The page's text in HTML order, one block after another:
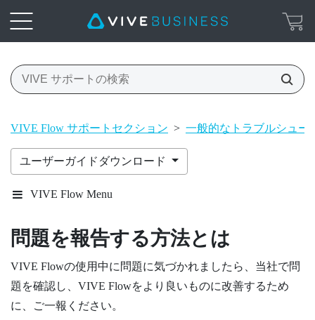
VIVE Flow サポートセクション > 一般的なトラブルシュー
ユーザーガイドダウンロード
VIVE Flow Menu
問題を報告する方法とは
VIVE Flowの使用中に問題に気づかれましたら、当社で問
題を確認し、 VIVE Flowをより良いものに改善するため
に、ご一報ください。